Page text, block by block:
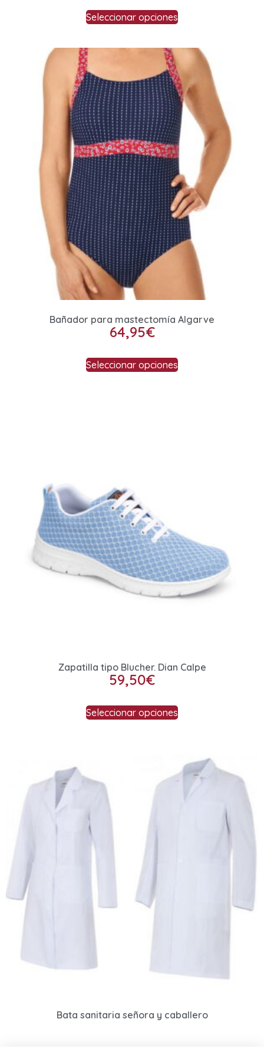
Seleccionar opciones
Bañador para mastectomía Algarve
64,95€
Seleccionar opciones
Zapatilla tipo Blucher. Dian Calpe
59,50€
Seleccionar opciones
Bata sanitaria señora y caballero